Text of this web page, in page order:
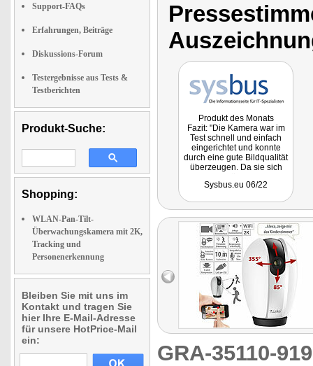
Support-FAQs
Erfahrungen, Beiträge
Diskussions-Forum
Testergebnisse aus Tests &
Testberichten
Produkt-Suche:
Shopping:
WLAN-Pan-Tilt-
Überwachungskamera mit 2K,
Tracking und
Personenerkennung
Bleiben Sie mit uns im
Kontakt und tragen Sie
hier Ihre E-Mail-Adresse
für unsere HotPrice-Mail
ein:
Produkt des Monats
Fazit: "Die Kamera war im
Test schnell und einfach
eingerichtet und konnte
durch eine gute Bildqualität
überzeugen. Da sie sich
sich zur Überwachung
verzerren. Die
Bewegungsverfolgungsfunktion
arbeitete im Test
einwandfrei. Außerdem
kann man sagen, dass die
Kamera über ein
hervorragendes
Preis/Leistungsverhältnis
verfügt."
Sysbus.eu 06/22
GRA-35110-